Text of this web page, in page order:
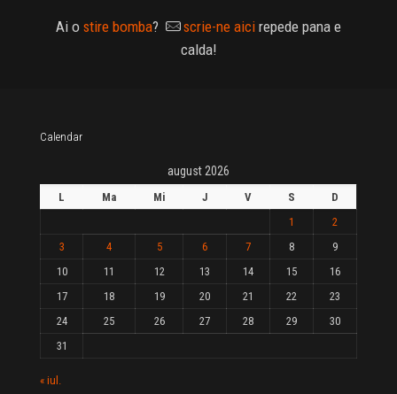
Ai o stire bomba? scrie-ne aici repede pana e
calda!
Calendar
august 2026
L Ma Mi J V S
D
1
2
3
4 5 6 7 8
9
10
11 12 13 14 15
16
17
18 19 20 21 22
23
24
25 26 27 28 29
30
31
« iul.